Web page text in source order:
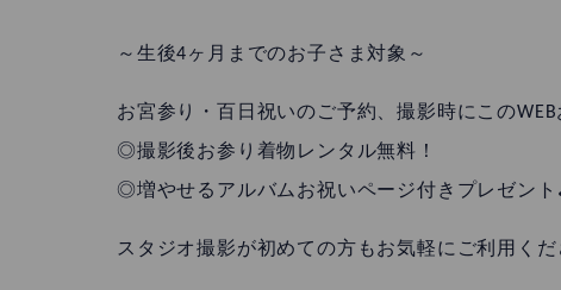
～生後4ヶ月までのお子さま対象～
お宮参り・百日祝いのご予約、撮影時にこの
◎撮影後お参り着物レンタル無料！
◎増やせるアルバムお祝いページ付きプレゼント
スタジオ撮影が初めての方もお気軽にご利用く